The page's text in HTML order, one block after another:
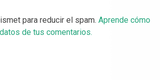
para reducir el spam. Aprende cómo
de tus comentarios.